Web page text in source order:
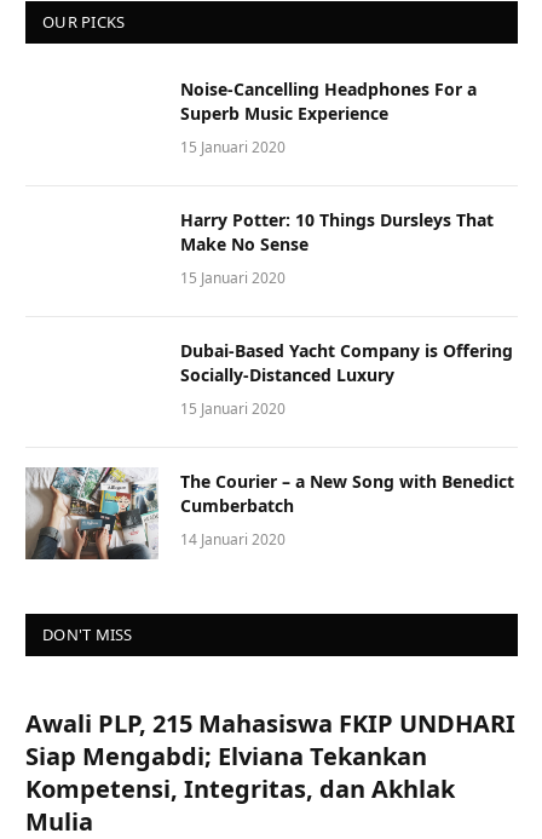
OUR PICKS
Noise-Cancelling Headphones For a
Superb Music Experience
15 Januari 2020
Harry Potter: 10 Things Dursleys That
Make No Sense
15 Januari 2020
Dubai-Based Yacht Company is Offering
Socially-Distanced Luxury
15 Januari 2020
The Courier – a New Song with Benedict
Cumberbatch
14 Januari 2020
DON'T MISS
Awali PLP, 215 Mahasiswa FKIP UNDHARI
Siap Mengabdi; Elviana Tekankan
Kompetensi, Integritas, dan Akhlak
Mulia